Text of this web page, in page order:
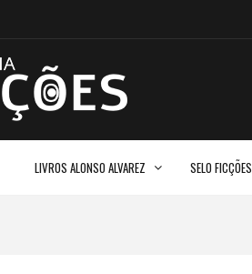
LIVROS ALONSO ALVAREZ SELO FICÇÕES